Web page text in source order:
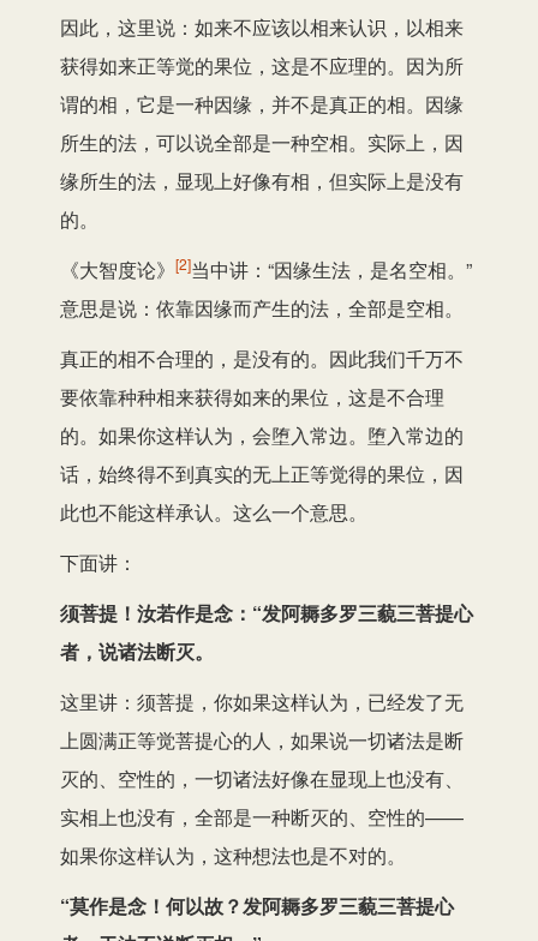
因此，这里说：如来不应该以相来认识，以相来
获得如来正等觉的果位，这是不应理的。因为所
谓的相，它是一种因缘，并不是真正的相。因缘
所生的法，可以说全部是一种空相。实际上，因
缘所生的法，显现上好像有相，但实际上是没有
的。
《大智度论》 [2]当中讲：“因缘生法，是名空相。”
意思是说：依靠因缘而产生的法，全部是空相。
真正的相不合理的，是没有的。因此我们千万不
要依靠种种相来获得如来的果位，这是不合理
的。如果你这样认为，会堕入常边。堕入常边的
话，始终得不到真实的无上正等觉得的果位，因
此也不能这样承认。这么一个意思。
下面讲：
须菩提！汝若作是念：“发阿耨多罗三藐三菩提心
者，说诸法断灭。
这里讲：须菩提，你如果这样认为，已经发了无
上圆满正等觉菩提心的人，如果说一切诸法是断
灭的、空性的，一切诸法好像在显现上也没有、
实相上也没有，全部是一种断灭的、空性的——
如果你这样认为，这种想法也是不对的。
“莫作是念！何以故？发阿耨多罗三藐三菩提心